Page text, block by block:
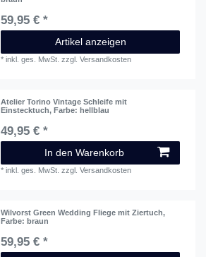
59,95 € *
Artikel anzeigen
*inkl. ges. MwSt. zzgl.Versandkosten
Atelier Torino Vintage Schleife mit
Einstecktuch, Farbe: hellblau
49,95 € *
In den Warenkorb
*inkl. ges. MwSt. zzgl.Versandkosten
Wilvorst Green Wedding Fliege mit Ziertuch,
Farbe: braun
59,95 € *